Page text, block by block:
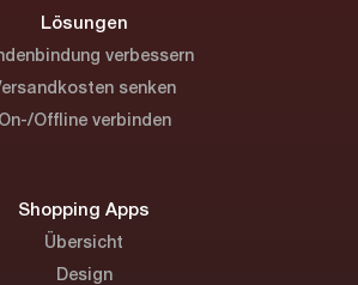
Lösungen
verbessern
senken
On-/Offline verbinden
Shopping Apps
Übersicht
Design